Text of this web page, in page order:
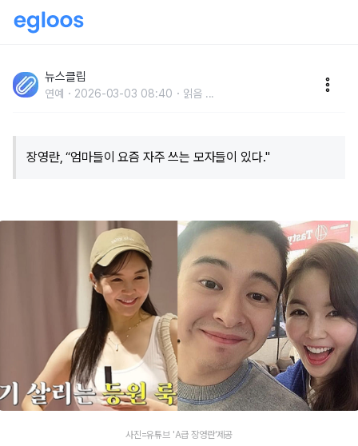
이는 꿀팁 공개..."왜 이렇게 예쁘냐고.."
뉴스클립
연예 2026-03-03 08:40 읽음 ...
장영란, “엄마들이 요즘 자주 쓰는 모자들이 있다."
사진=유튜브 'A급 장영란'제공